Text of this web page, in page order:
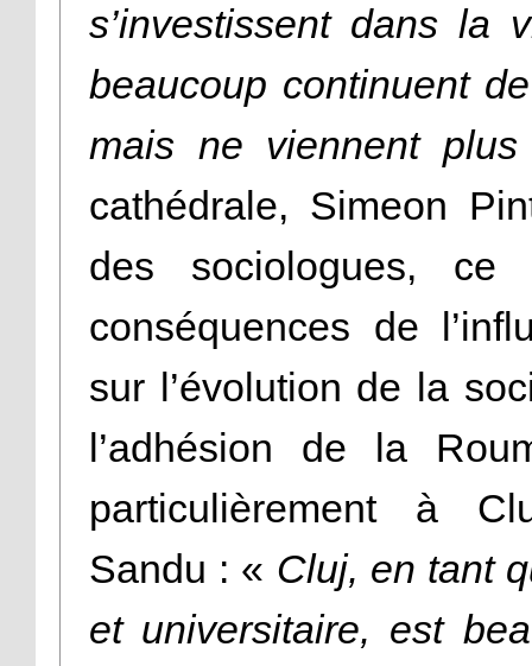
s’investissent dans la
beaucoup continuent
mais ne viennent plus
cathédrale, Simeon
des sociologues,
conséquences de
sur l’évolution de la
l’adhésion de la
particulièrement à
Sandu : « Cluj, en tant
et universitaire, est